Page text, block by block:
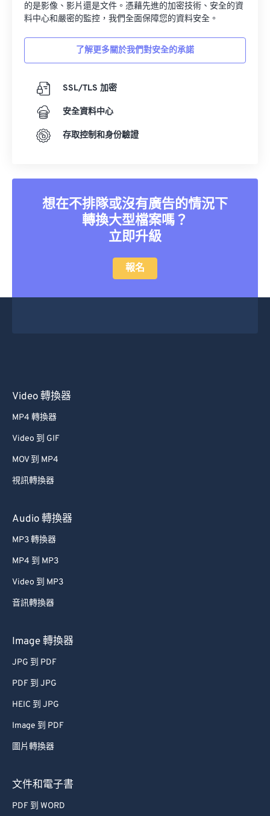
的是影像、影片還是文件。憑藉先進的加密技術、安全的資
料中心和嚴密的監控，我們全面保障您的資料安全。
了解更多關於我們對安全的承諾
SSL/TLS 加密
安全資料中心
存取控制和身份驗證
想在不排隊或沒有廣告的情況下
轉換大型檔案嗎？
立即升級
報名
Video 轉換器
MP4 轉換器
Video 到 GIF
MOV 到 MP4
視訊轉換器
Audio 轉換器
MP3 轉換器
MP4 到 MP3
Video 到 MP3
音訊轉換器
Image 轉換器
JPG 到 PDF
PDF 到 JPG
HEIC 到 JPG
Image 到 PDF
圖片轉換器
文件和電子書
PDF 到 WORD